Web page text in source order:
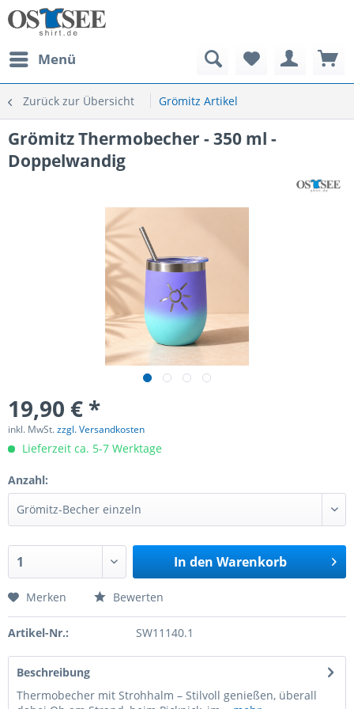
Menü
Zurück zur Übersicht Grömitz Artikel
Grömitz Thermobecher - 350 ml -
Doppelwandig
19,90 € *
inkl. MwSt.zzgl. Versandkosten
Lieferzeit ca. 5-7 Werktage
Anzahl:
In den Warenkorb
Merken Bewerten
Artikel-Nr.: SW11140.1
Beschreibung
Thermobecher mit Strohhalm – Stilvoll genießen, überall